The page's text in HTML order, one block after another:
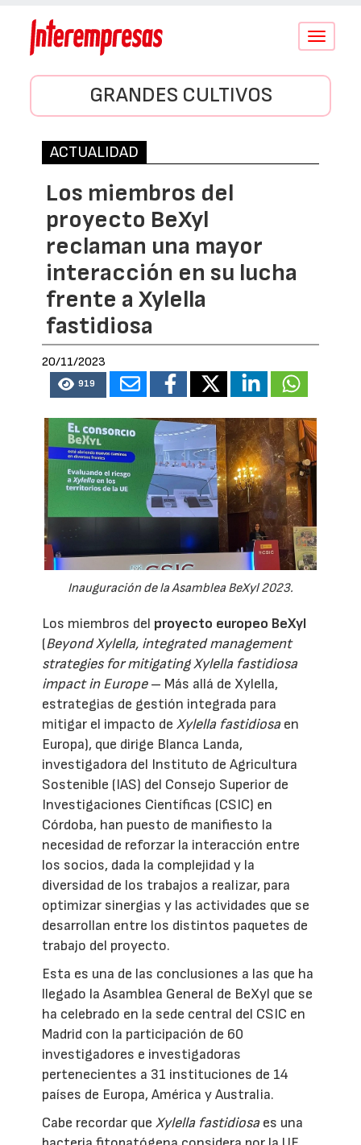
Conmutar
GRANDES CULTIVOS
ACTUALIDAD
Los miembros del
proyecto BeXyl
reclaman una mayor
interacción en su lucha
frente a Xylella
fastidiosa
20/11/2023
919
Inauguración de la Asamblea BeXyl 2023.
Los miembros del proyecto europeo BeXyl
(Beyond Xylella, integrated management
strategies for mitigating Xylella fastidiosa
impact in Europe– Más allá de Xylella,
estrategias de gestión integrada para
mitigar el impacto deXylella fastidiosa en
Europa), que dirige Blanca Landa,
investigadora del Instituto de Agricultura
Sostenible (IAS) del Consejo Superior de
Investigaciones Científicas (CSIC) en
Córdoba, han puesto de manifiesto la
necesidad de reforzar la interacción entre
los socios, dada la complejidad y la
diversidad de los trabajos a realizar, para
optimizar sinergias y las actividades que se
desarrollan entre los distintos paquetes de
trabajo del proyecto.
Esta es una de las conclusiones a las que ha
llegado la Asamblea General de BeXyl que se
ha celebrado en la sede central del CSIC en
Madrid con la participación de 60
investigadores e investigadoras
pertenecientes a 31 instituciones de 14
países de Europa, América y Australia.
Cabe recordar queXylella fastidiosa es una